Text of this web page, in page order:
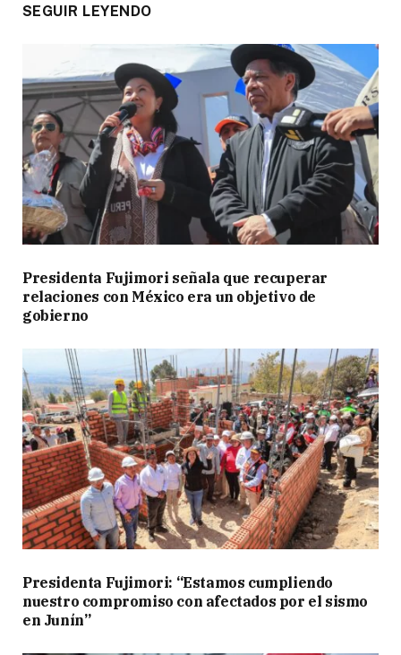
SEGUIR LEYENDO
Presidenta Fujimori señala que recuperar
relaciones con México era un objetivo de
gobierno
Presidenta Fujimori: “Estamos cumpliendo
nuestro compromiso con afectados por el sismo
en Junín”